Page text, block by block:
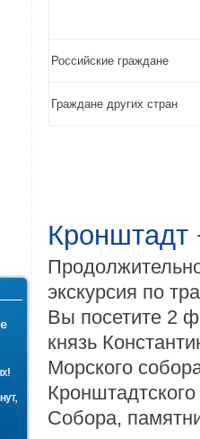
Российские граждане
Граждане других стран
экскурсия по
Вы посетите 2
князь
Морского
Собора,